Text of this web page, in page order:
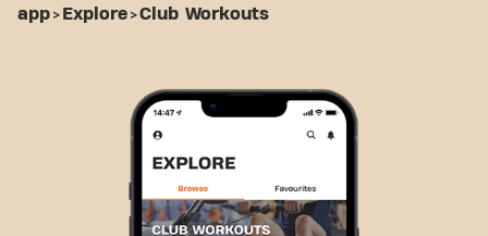
app> Explore>Club Workouts